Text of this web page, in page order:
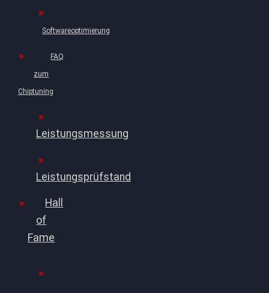
Softwareoptimierung
FAQ
zum
Chiptuning
Leistungsmessung
Leistungsprüfstand
Hall
of
Fame